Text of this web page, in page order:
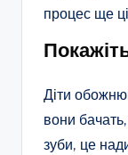
процес ще
Діти
вони
зуби, це